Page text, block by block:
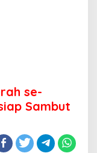
se-
Sambut